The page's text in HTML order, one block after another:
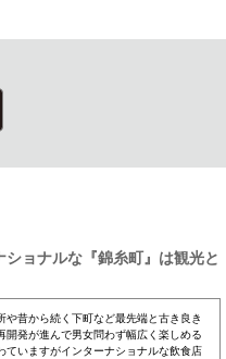
ョナルな『錦糸町』は観光と
昔から続く下町など最先端と古き良き
開発が進んで男女問わず幅広く楽しめる
ていますがインターナショナルな飲食店